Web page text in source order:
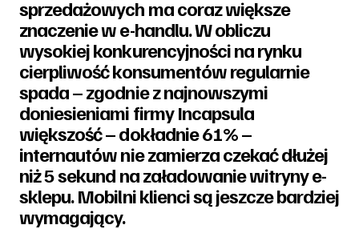
sprzedażowych ma coraz większe
znaczenie w e-handlu. W obliczu
wysokiej konkurencyjności na rynku
cierpliwość konsumentów regularnie
spada – zgodnie z najnowszymi
doniesieniami firmy Incapsula
większość – dokładnie 61% –
internautów nie zamierza czekać dłużej
niż 5 sekund na załadowanie witryny e-
sklepu. Mobilni klienci są jeszcze bardziej
wymagający.